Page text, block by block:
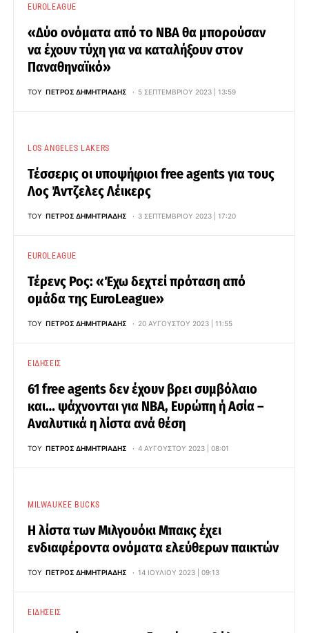
EUROLEAGUE
«Δύο ονόματα από το NBA θα μπορούσαν
να έχουν τύχη για να καταλήξουν στον
Παναθηναϊκό»
ΤΟΥ ΠΈΤΡΟΣ ΔΗΜΗΤΡΙΆΔΗΣ 5 ΣΕΠΤΕΜΒΡΊΟΥ 2023 | 13:59
LOS ANGELES LAKERS
Τέσσερις οι υποψήφιοι free agents για τους
Λος Άντζελες Λέικερς
ΤΟΥ ΠΈΤΡΟΣ ΔΗΜΗΤΡΙΆΔΗΣ 3 ΣΕΠΤΕΜΒΡΊΟΥ 2023 | 17:20
EUROLEAGUE
Τέρενς Ρος: «Έχω δεχτεί πρόταση από
ομάδα της EuroLeague»
ΤΟΥ ΠΈΤΡΟΣ ΔΗΜΗΤΡΙΆΔΗΣ 20 ΑΥΓΟΎΣΤΟΥ 2023 | 11:55
ΕΙΔΉΣΕΙΣ
61 free agents δεν έχουν βρει συμβόλαιο
και… ψάχνονται για NBA, Ευρώπη ή Ασία –
Αναλυτικά η λίστα ανά θέση
ΤΟΥ ΠΈΤΡΟΣ ΔΗΜΗΤΡΙΆΔΗΣ 4 ΑΥΓΟΎΣΤΟΥ 2023 | 08:01
MILWAUKEE BUCKS
Η λίστα των Μιλγουόκι Μπακς έχει
ενδιαφέροντα ονόματα ελεύθερων παικτών
ΤΟΥ ΠΈΤΡΟΣ ΔΗΜΗΤΡΙΆΔΗΣ 14 ΙΟΥΛΊΟΥ 2023 | 09:13
ΕΙΔΉΣΕΙΣ